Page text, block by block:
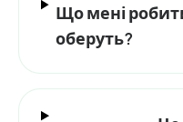
Що мені
оберуть?